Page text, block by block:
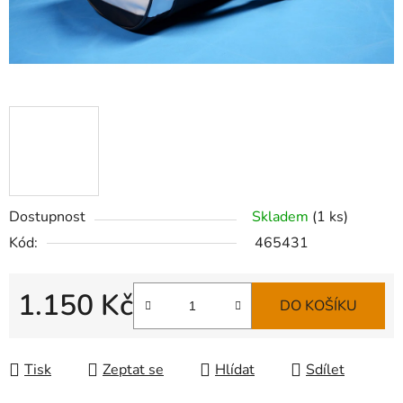
Dostupnost Skladem (1 ks)
Kód:
465431
1.150 Kč DO KOŠÍKU
Tisk Zeptat se Hlídat Sdílet